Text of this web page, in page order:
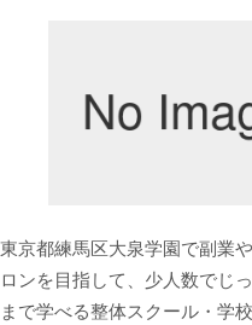
東京都練馬区大泉学園で副業
ロンを目指して、少人数でじ
まで学べる整体スクール・学